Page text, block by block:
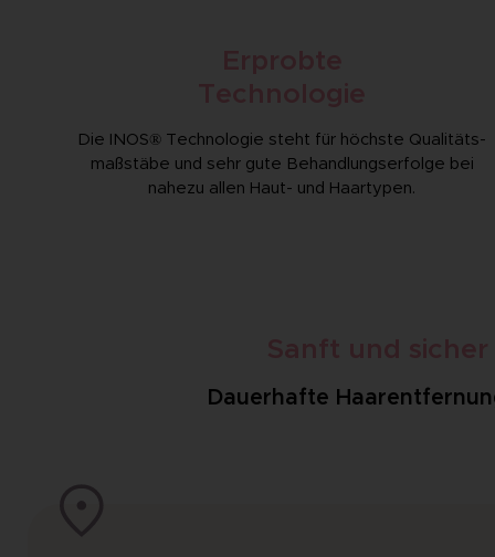
Die INOS® Technologie steht für höchste Qualitäts­
maßstäbe und sehr gute Behandlungs­erfolge bei
nahezu allen Haut- und Haartypen.
Dauerhafte